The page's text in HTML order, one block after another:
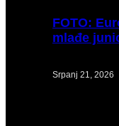
FOTO:
mlađe
Srpanj 21, 2026